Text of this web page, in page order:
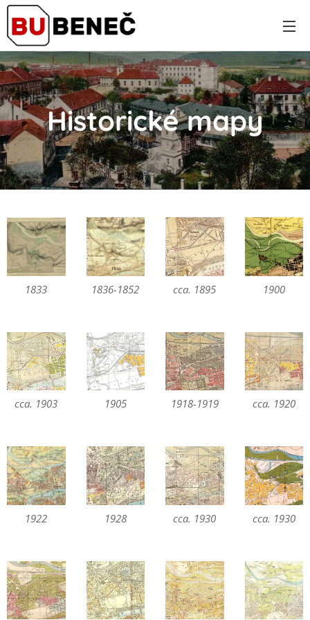
Historické mapy
1833 1836-1852 cca. 1895 1900
cca. 1903 1905 1918-1919 cca. 1920
1922 1928 cca. 1930 cca. 1930